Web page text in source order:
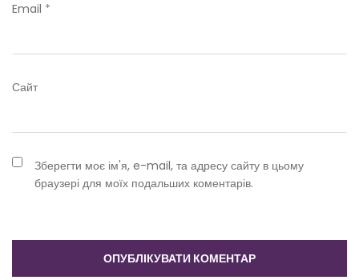
Email *
Сайт
Зберегти моє ім'я, e-mail, та адресу сайту в цьому
браузері для моїх подальших коментарів.